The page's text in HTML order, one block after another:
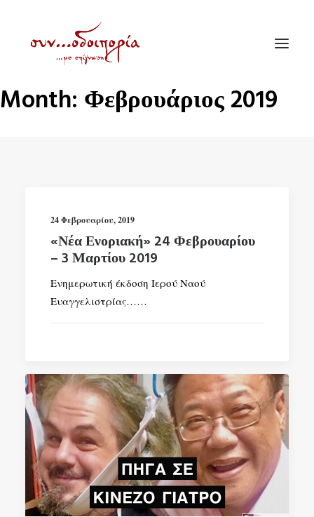
ΕΥΑΓΓΕΛΙΣΤΡΙΑ ΠΕΙΡΑΙΏΣ
ΕΠΙΚΟΙΝΩΝΙΑ
Month: Φεβρουάριος 2019
24 Φεβρουαρίου, 2019
«Νέα Ενοριακή» 24 Φεβρουαρίου
– 3 Μαρτίου 2019
Ενημερωτική έκδοση Ιερού Ναού
Ευαγγελιστρίας……